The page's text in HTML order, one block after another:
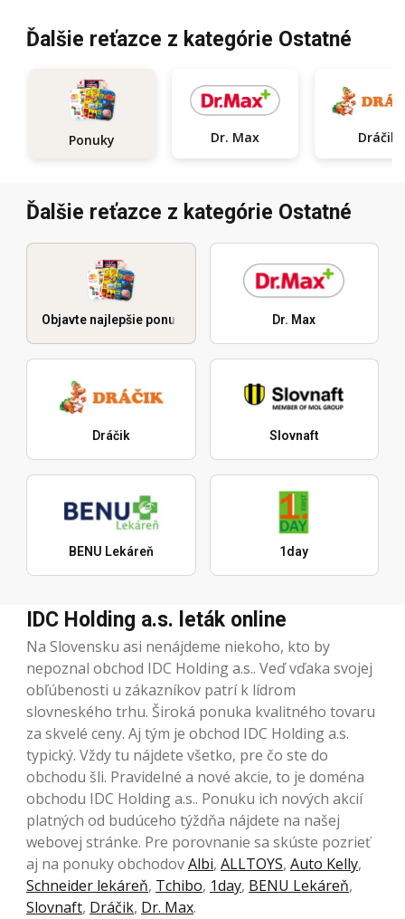
Ďalšie reťazce z kategórie Ostatné
Ponuky Dr. Max Dráčik
Ďalšie reťazce z kategórie Ostatné
Objavte najlepšie ponuky Dr. Max
Dráčik Slovnaft
BENU Lekáreň 1day
IDC Holding a.s. leták online
Na Slovensku asi nenájdeme niekoho, kto by
nepoznal obchod IDC Holding a.s.. Veď vďaka svojej
obľúbenosti u zákazníkov patrí k lídrom
slovneského trhu. Široká ponuka kvalitného tovaru
za skvelé ceny. Aj tým je obchod IDC Holding a.s.
typický. Vždy tu nájdete všetko, pre čo ste do
obchodu šli. Pravidelné a nové akcie, to je doména
obchodu IDC Holding a.s.. Ponuku ich nových akcií
platných od budúceho týždňa nájdete na našej
webovej stránke. Pre porovnanie sa skúste pozrieť
aj na ponuky obchodovAlbi, ALLTOYS, Auto Kelly,
Schneider lekáreň, Tchibo, 1day, BENU Lekáreň,
Slovnaft, Dráčik, Dr. Max.